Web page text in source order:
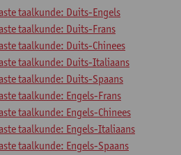
taalkunde: Duits-Engels
taalkunde: Duits-Frans
taalkunde: Duits-Chinees
taalkunde: Duits-Italiaans
taalkunde: Duits-Spaans
taalkunde: Engels-Frans
taalkunde: Engels-Chinees
taalkunde: Engels-Italiaans
taalkunde: Engels-Spaans